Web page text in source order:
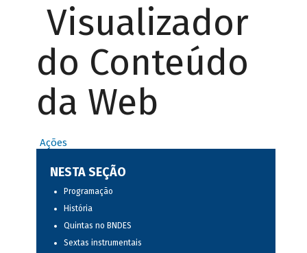
Visualizador
do Conteúdo
da Web
Ações
NESTA SEÇÃO
Programação
História
Quintas no BNDES
Sextas instrumentais